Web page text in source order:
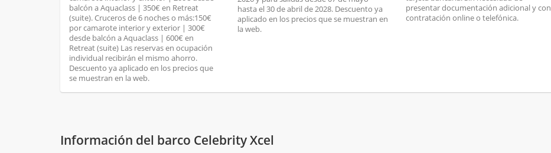
balcón a Aquaclass | 350€ en Retreat
(suite). Cruceros de 6 noches o más:150€
por camarote interior y exterior | 300€
desde balcón a Aquaclass | 600€ en
Retreat (suite) Las reservas en ocupación
individual recibirán el mismo ahorro.
Descuento ya aplicado en los precios que
se muestran en la web.
hasta el 30 de abril de 2028. Descuento ya
aplicado en los precios que se muestran en
la web.
presentar documentación adicional y con
contratación online o telefónica.
Información del barco Celebrity Xcel